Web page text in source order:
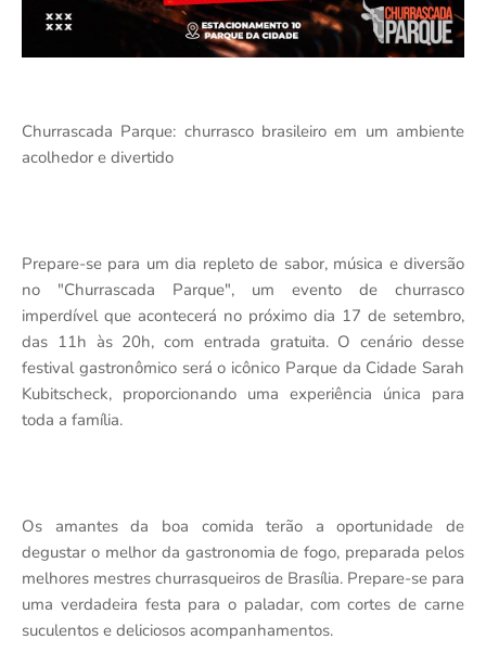
Churrascada Parque: churrasco brasileiro em um ambiente
acolhedor e divertido
Prepare-se para um dia repleto de sabor, música e diversão
no "Churrascada Parque", um evento de churrasco
imperdível que acontecerá no próximo dia 17 de setembro,
das 11h às 20h, com entrada gratuita. O cenário desse
festival gastronômico será o icônico Parque da Cidade Sarah
Kubitscheck, proporcionando uma experiência única para
toda a família.
Os amantes da boa comida terão a oportunidade de
degustar o melhor da gastronomia de fogo, preparada pelos
melhores mestres churrasqueiros de Brasília. Prepare-se para
uma verdadeira festa para o paladar, com cortes de carne
suculentos e deliciosos acompanhamentos.